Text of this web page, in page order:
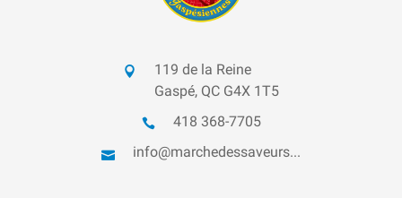
119 de la Reine
Gaspé, QC G4X 1T5
418 368-7705
info@marchedessaveurs...